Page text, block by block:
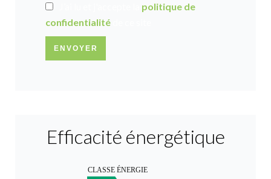
politique de
confidentialité
ENVOYER
Efficacité énergétique